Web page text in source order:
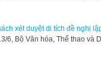
xét duyệt di tích đề nghị
6, Bộ Văn hóa, Thể thao và